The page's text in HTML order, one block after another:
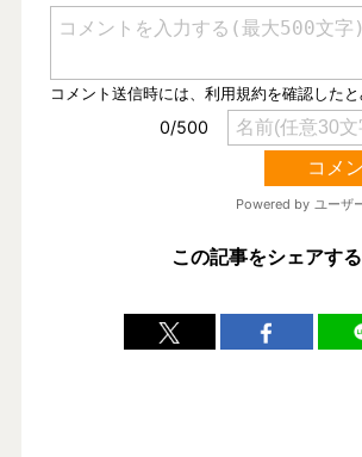
この記事をシェアする